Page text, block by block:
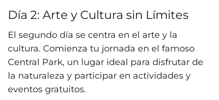
Día 2: Arte y Cultura sin Límites
El segundo día se centra en el arte y la
cultura. Comienza tu jornada en el famoso
Central Park, un lugar ideal para disfrutar de
la naturaleza y participar en actividades y
eventos gratuitos.